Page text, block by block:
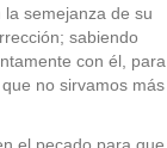
semejanza de su
sabiendo
con él, para
no sirvamos más